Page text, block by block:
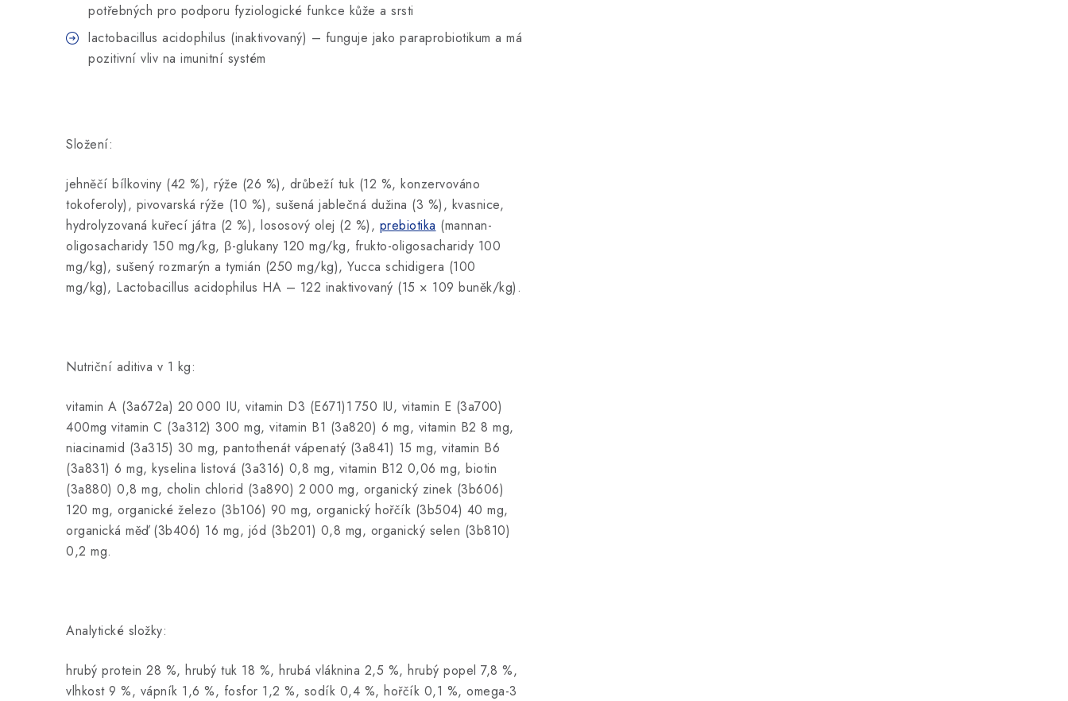
potřebných pro podporu fyziologické funkce kůže a srsti
lactobacillus acidophilus (inaktivovaný) – funguje jako paraprobiotikum a má
pozitivní vliv na imunitní systém
Složení:
jehněčí bílkoviny (42 %), rýže (26 %), drůbeží tuk (12 %, konzervováno
tokoferoly), pivovarská rýže (10 %), sušená jablečná dužina (3 %), kvasnice,
hydrolyzovaná kuřecí játra (2 %), lososový olej (2 %), prebiotika (mannan-
oligosacharidy 150 mg/kg, β-glukany 120 mg/kg, frukto-oligosacharidy 100
mg/kg), sušený rozmarýn a tymián (250 mg/kg), Yucca schidigera (100
mg/kg), Lactobacillus acidophilus HA – 122 inaktivovaný (15 × 109 buněk/kg).
Nutriční aditiva v 1 kg:
vitamin A (3a672a) 20 000 IU, vitamin D3 (E671)1 750 IU, vitamin E (3a700)
400mg vitamin C (3a312) 300 mg, vitamin B1 (3a820) 6 mg, vitamin B2 8 mg,
niacinamid (3a315) 30 mg, pantothenát vápenatý (3a841) 15 mg, vitamin B6
(3a831) 6 mg, kyselina listová (3a316) 0,8 mg, vitamin B12 0,06 mg, biotin
(3a880) 0,8 mg, cholin chlorid (3a890) 2 000 mg, organický zinek (3b606)
120 mg, organické železo (3b106) 90 mg, organický hořčík (3b504) 40 mg,
organická měď (3b406) 16 mg, jód (3b201) 0,8 mg, organický selen (3b810)
0,2 mg.
Analytické složky:
hrubý protein 28 %, hrubý tuk 18 %, hrubá vláknina 2,5 %, hrubý popel 7,8 %,
vlhkost 9 %, vápník 1,6 %, fosfor 1,2 %, sodík 0,4 %, hořčík 0,1 %, omega-3